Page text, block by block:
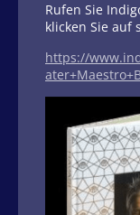
Rufen Sie
klicken Sie auf
https://